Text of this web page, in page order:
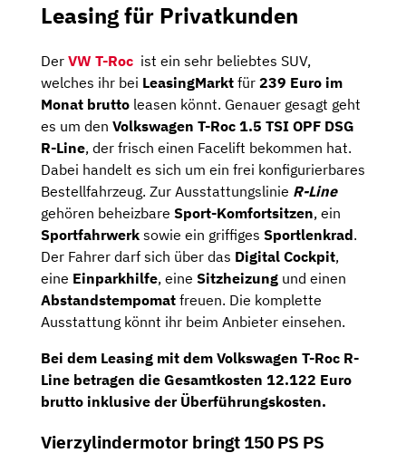
Leasing für Privatkunden
Der VW T-Roc ist ein sehr beliebtes SUV,
welches ihr bei LeasingMarkt für 239 Euro im
Monat brutto leasen könnt. Genauer gesagt geht
es um den Volkswagen T-Roc 1.5 TSI OPF DSG
R-Line, der frisch einen Facelift bekommen hat.
Dabei handelt es sich um ein frei konfigurierbares
Bestellfahrzeug. Zur Ausstattungslinie R-Line
gehören beheizbare Sport-Komfortsitzen, ein
Sportfahrwerk sowie ein griffiges Sportlenkrad.
Der Fahrer darf sich über das Digital Cockpit,
eine Einparkhilfe, eine Sitzheizung und einen
Abstandstempomat freuen. Die komplette
Ausstattung könnt ihr beim Anbieter einsehen.
Bei dem Leasing mit dem Volkswagen T-Roc R-
Line betragen die Gesamtkosten 12.122 Euro
brutto inklusive der Überführungskosten.
Vierzylindermotor bringt 150 PS PS